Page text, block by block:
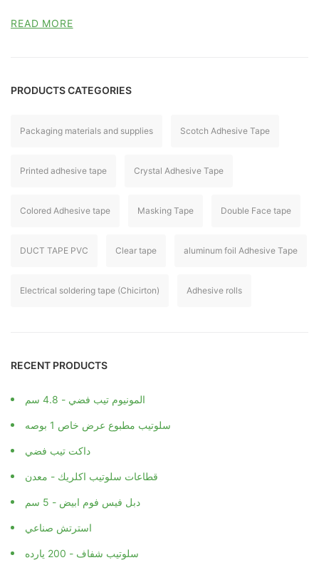
READ MORE
PRODUCTS CATEGORIES
Packaging materials and supplies Scotch Adhesive Tape
Printed adhesive tape Crystal Adhesive Tape
Colored Adhesive tape Masking Tape Double Face tape
DUCT TAPE PVC Clear tape aluminum foil Adhesive Tape
Electrical soldering tape (Chicirton) Adhesive rolls
RECENT PRODUCTS
المونيوم تيب فضي - 4.8 سم
سلوتيب مطبوع عرض خاص 1 بوصه
داكت تيب فضي
قطاعات سلوتيب اكلريك - معدن
دبل فيس فوم ابيض - 5 سم
استرتش صناعي
سلوتيب شفاف - 200 يارده